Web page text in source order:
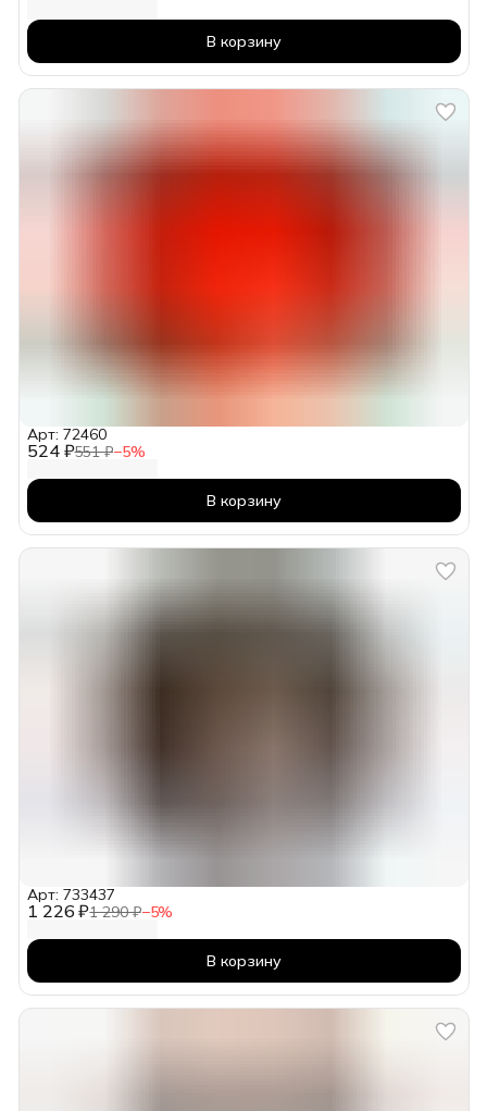
В корзину
524 ₽551 ₽−5%
Арт: 72460
В корзину
1 226 ₽1 290 ₽−5%
Арт: 733437
В корзину